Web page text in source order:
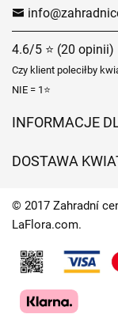
4.6/5 ⭐ (20 opinii)
Czy klient poleciłby
NIE = 1⭐
INFORMACJE
Czasy dostawy
DOSTAWA
Gdzie
Kontakt
© 2017 Zahradní
LaFlora.com.